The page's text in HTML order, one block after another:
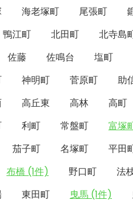
海老塚町 尾張町
鴨江町 北田町 北寺島
佐藤 佐鳴台 塩町
神明町 菅原町 助
高丘東 高林 高町
利町 常盤町 富塚
茄子町 名塚町 平田
布橋 (1件) 野口町 法
東田町 曳馬 (1件)